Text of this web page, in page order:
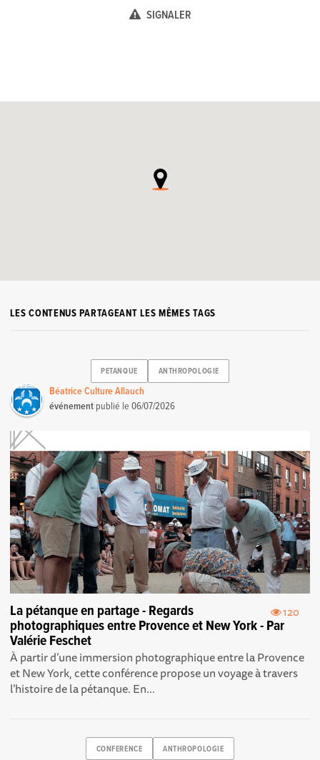
SIGNALER
LES CONTENUS PARTAGEANT LES MÊMES TAGS
PETANQUE ANTHROPOLOGIE
Béatrice Culture Allauch
événement publié le06/07/2026
120
La pétanque en partage - Regards
photographiques entre Provence et New York - Par
Valérie Feschet
À partir d’une immersion photographique entre la Provence
et New York, cette conférence propose un voyage à travers
l’histoire de la pétanque. En...
CONFERENCE ANTHROPOLOGIE